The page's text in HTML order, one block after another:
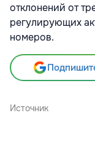
отклонений от
регулирующих
номеров.
Источник